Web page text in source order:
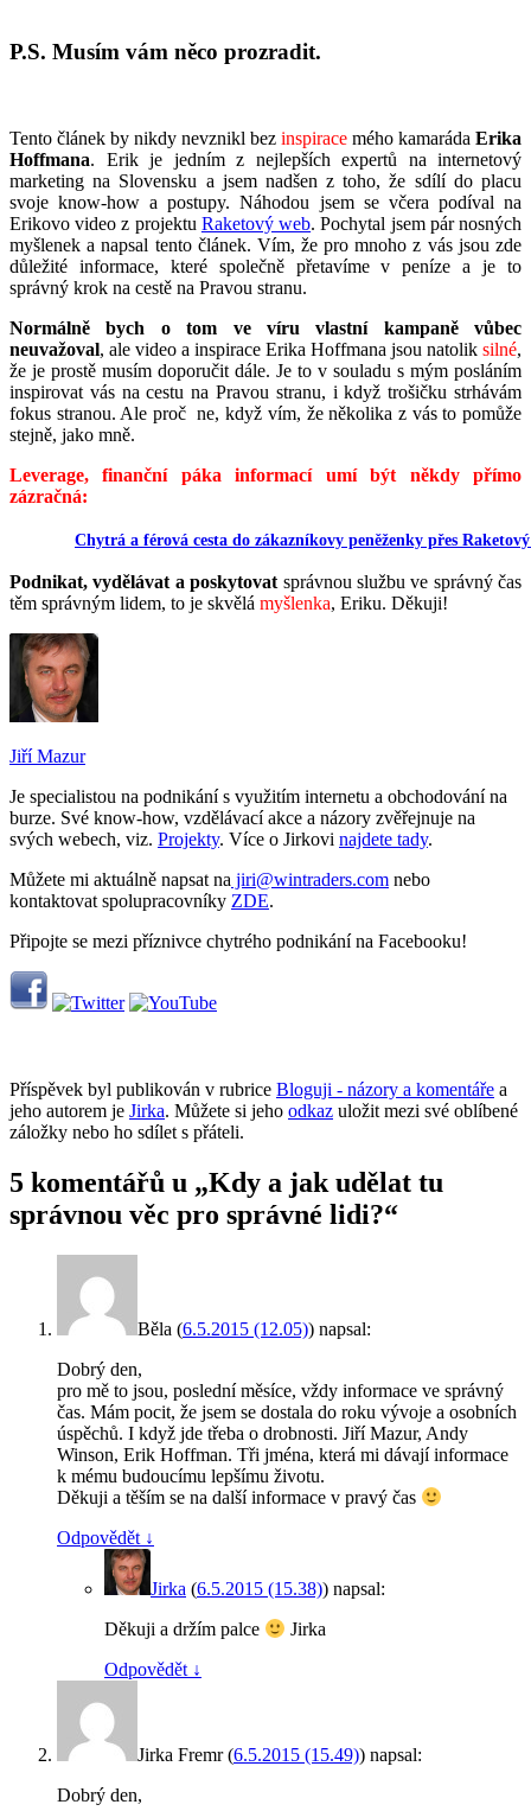
P.S. Musím vám něco prozradit.
Tento článek by nikdy nevznikl bez inspirace mého kamaráda Erika
Hoffmana. Erik je jedním z nejlepších expertů na internetový
marketing na Slovensku a jsem nadšen z toho, že sdílí do placu
svoje know-how a postupy. Náhodou jsem se včera podíval na
Erikovo video z projektu Raketový web. Pochytal jsem pár nosných
myšlenek a napsal tento článek. Vím, že pro mnoho z vás jsou zde
důležité informace, které společně přetavíme v peníze a je to
správný krok na cestě na Pravou stranu.
Normálně bych o tom ve víru vlastní kampaně vůbec
neuvažoval, ale video a inspirace Erika Hoffmana jsou natolik silné,
že je prostě musím doporučit dále. Je to v souladu s mým posláním
inspirovat vás na cestu na Pravou stranu, i když trošičku strhávám
fokus stranou. Ale proč ne, když vím, že několika z vás to pomůže
stejně, jako mně.
Leverage, finanční páka informací umí být někdy přímo
zázračná:
Chytrá a férová cesta do zákazníkovy peněženky přes
Podnikat, vydělávat a poskytovat správnou službu ve správný čas
těm správným lidem, to je skvělá myšlenka, Eriku. Děkuji!
Jiří Mazur
Je specialistou na podnikání s využitím internetu a obchodování na
burze. Své know-how, vzdělávací akce a názory zvěřejnuje na
svých webech, viz. Projekty. Více o Jirkovi najdete tady.
Můžete mi aktuálně napsat na jiri@wintraders.com nebo
kontaktovat spolupracovníky ZDE.
Připojte se mezi příznivce chytrého podnikání na Facebooku!
Příspěvek byl publikován v rubrice Bloguji - názory a komentáře a
jeho autorem je Jirka. Můžete si jeho odkaz uložit mezi své oblíbené
záložky nebo ho sdílet s přáteli.
5 komentářů u „Kdy a jak udělat tu
správnou věc pro správné lidi?“
Běla (6.5.2015 (12.05)) napsal:
Dobrý den,
pro mě to jsou, poslední měsíce, vždy informace ve správný
čas. Mám pocit, že jsem se dostala do roku vývoje a osobních
úspěchů. I když jde třeba o drobnosti. Jiří Mazur, Andy
Winson, Erik Hoffman. Tři jména, která mi dávají informace
k mému budoucímu lepšímu životu.
Děkuji a těším se na další informace v pravý čas
Odpovědět ↓
Jirka (6.5.2015 (15.38)) napsal:
Děkuji a držím palce
Jirka
Odpovědět ↓
Jirka Fremr(6.5.2015 (15.49)) napsal:
Dobrý den,